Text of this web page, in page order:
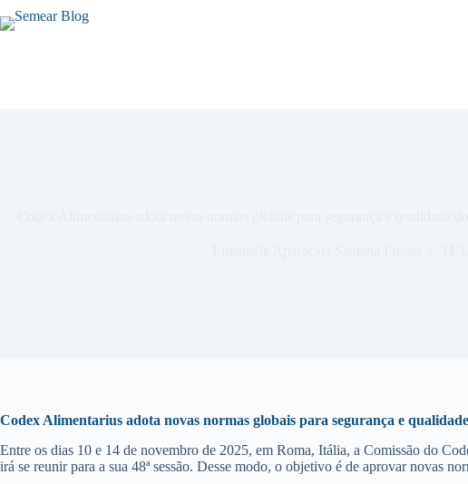
Codex Alimentarius adota novas normas globais para segurança e
Entre os dias 10 e 14 de novembro de 2025, em Roma, Itália, a Comissão do
irá se reunir para a sua 48ª sessão. Desse modo, o objetivo é de aprovar novas